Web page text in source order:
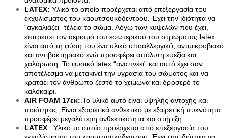
Είδη Θέρμανσης
Εξαρτήματα Για Ξυλόσομπες
Είδη Κάμπινγκ
Αιώρες
Βάση Αιώρας
Δάπεδα Σκηνών
Δοχεία Βενζίνης
Δοχεία Νερού
Εσωτ.Επένδυση Υπνόσακου
Ηλιακά Δοχεία
Θέρμος Φαγητού
Καθίσματα Αιώρας
Κανάτες
Κιόσκια Κήπου
LATEX: Yλικό το οποίο προέρχεται από επεξεργασία του
εκχυλίσματος του καουτσουκόδεντρου. Έχει την ιδιότητα να
“αγκαλιάζει” τέλεια το σώμα. Λόγω των κυψελών που έχει,
επιτρέπει τον αερισμό του εσωτερικού του στρώματος latex
είναι από τη φύση του ένα υλικό υποαλλεργικό, αντιμικροβιακό
και αντιβακτηριακό ενώ προσφέρει απόλυτη ευεξία και
χαλάρωση. Το φυσικό latex “αναπνέει” και αυτό έχει σαν
αποτέλεσμα να μετακινεί την υγρασία του σώματος και να
κρατάει τον άνθρωπο ζεστό το χειμώνα και δροσερό το
καλοκαίρι.
AIR FOAM 17εκ: .Το υλικό αυτό είναι υψηλής αντοχής και
ποιότητας. Είναι εξαιρετικά ανθεκτικό με εξαιρετική πυκνότητα
προσφέρει μεγαλύτερη ανθεκτικότητα και στήριξη.
LATEX : Yλικό το οποίο προέρχεται από επεξεργασία του